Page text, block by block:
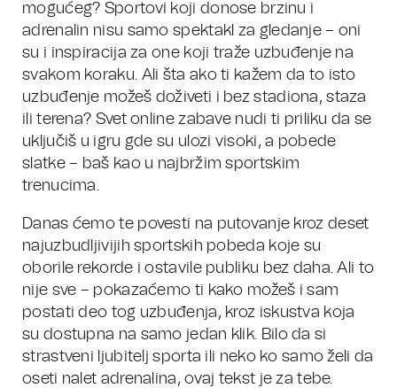
mogućeg? Sportovi koji donose brzinu i
adrenalin nisu samo spektakl za gledanje – oni
su i inspiracija za one koji traže uzbuđenje na
svakom koraku. Ali šta ako ti kažem da to isto
uzbuđenje možeš doživeti i bez stadiona, staza
ili terena? Svet online zabave nudi ti priliku da se
uključiš u igru gde su ulozi visoki, a pobede
slatke – baš kao u najbržim sportskim
trenucima.
Danas ćemo te povesti na putovanje kroz deset
najuzbudljivijih sportskih pobeda koje su
oborile rekorde i ostavile publiku bez daha. Ali to
nije sve – pokazaćemo ti kako možeš i sam
postati deo tog uzbuđenja, kroz iskustva koja
su dostupna na samo jedan klik. Bilo da si
strastveni ljubitelj sporta ili neko ko samo želi da
oseti nalet adrenalina, ovaj tekst je za tebe.